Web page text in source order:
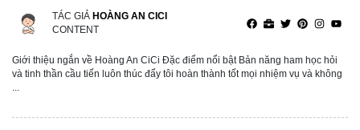
TÁC GIẢ HOÀNG AN CICI
CONTENT
Giới thiệu ngắn về Hoàng An CiCi Đặc điểm nổi bật Bản năng ham học hỏi
và tinh thần cầu tiến luôn thúc đẩy tôi hoàn thành tốt mọi nhiệm vụ và không
...